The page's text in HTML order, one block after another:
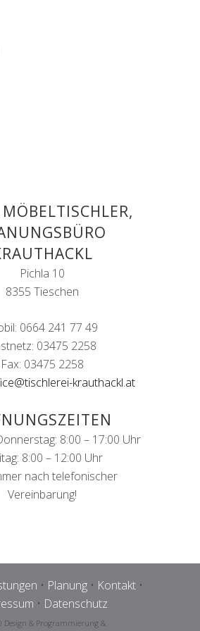
Pichla 10
8355 Tieschen
0664 241 77 49
03475 2258
Fax: 03475 2258
krauthackl.at
8:00 – 17:00 Uhr
8:00 – 12:00 Uhr
nach telefonischer
Vereinbarung!
• Planung • Kontakt •
• Datenschutz
Design & Programmierung &